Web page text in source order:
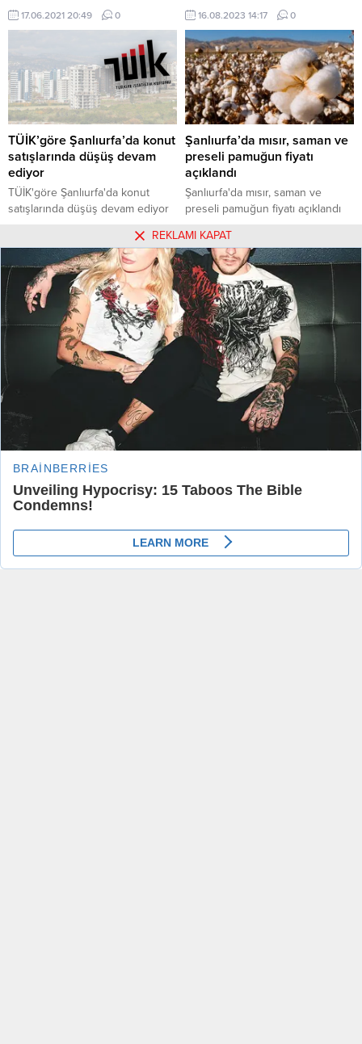
Tekniklerinin GAP Bölgesi'nde
Füzyon Merkezi Aracılığı ile
kapsamında ürünlerin dijital
ortamda takibinin yapılabilmesi
için çiftçilere eğitimler veriliyor.
17.06.2021 20:49 0 16.08.2023 14:17 0
TÜİK’göre Şanlıurfa’da konut
satışlarında düşüş devam
ediyor
TÜİK'göre Şanlıurfa'da konut
satışlarında düşüş devam ediyor
Şanlıurfa’da mısır, saman ve
preseli pamuğun fiyatı
açıklandı
Şanlıurfa'da mısır, saman ve
preseli pamuğun fiyatı açıklandı
25.09.2023 18:56
Bazı yüksek tansiyon ilaçlarının
Kovid-19’un etkilerini hafiflettiği
SAĞLIK HABERLERİ »
Bazı yüksek tansiyon ilaçlarının Kovid-19’un
etkilerini hafiflettiği belirlendi
REKLAMI KAPAT